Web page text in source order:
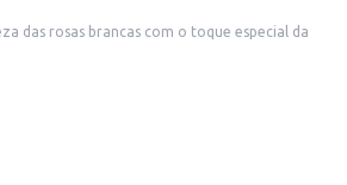
das rosas brancas com o toque especial da